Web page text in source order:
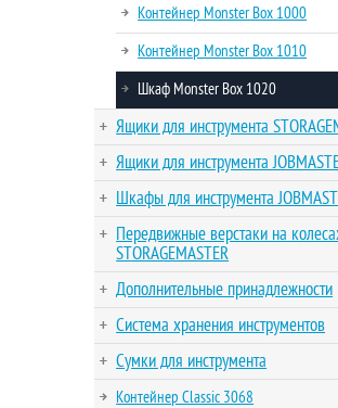
Контейнер Monster Box 1000
Контейнер Monster Box 1010
Шкаф Monster Box 1020
Ящики для инструмента
Ящики для инструмента
Шкафы для инструмента
Передвижные верстаки на
STORAGEMASTER
Дополнительные принадлежности
Система хранения инструментов
Сумки для инструмента
Контейнер Classic 3068